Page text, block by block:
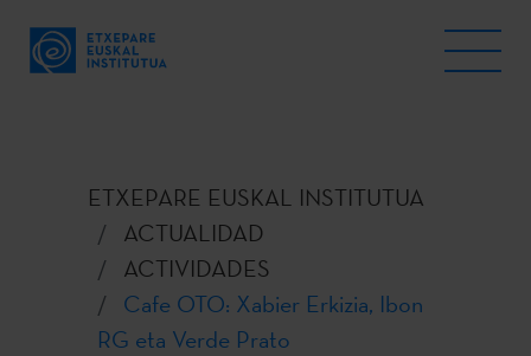
ETXEPARE EUSKAL INSTITUTUA
ACTUALIDAD
ACTIVIDADES
Cafe OTO: Xabier Erkizia, Ibon
RG eta Verde Prato